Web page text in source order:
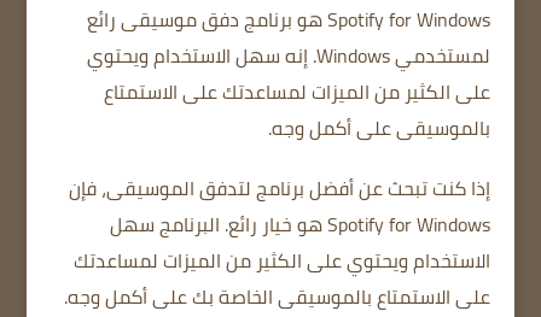
Spotify for Windows هو برنامج دفق موسيقى رائع
لمستخدمي Windows.
إنه سهل الاستخدام ويحتوي
على الكثير من الميزات لمساعدتك على الاستمتاع
بالموسيقى على أكمل وجه.
إذا كنت تبحث عن أفضل برنامج لتدفق الموسيقى، فإن
Spotify for Windows هو خيار رائع.
البرنامج سهل
الاستخدام ويحتوي على الكثير من الميزات لمساعدتك
على الاستمتاع بالموسيقى الخاصة بك على أكمل وجه.